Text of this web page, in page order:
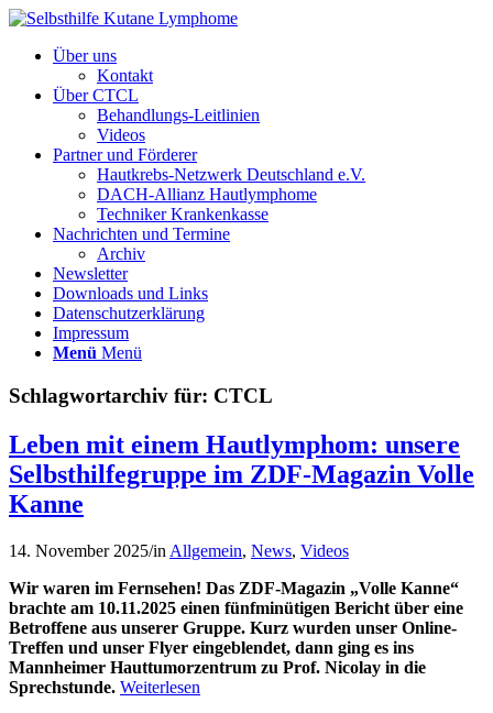
Über uns
Kontakt
Über CTCL
Behandlungs-Leitlinien
Videos
Partner und Förderer
Hautkrebs-Netzwerk Deutschland e.V.
DACH-Allianz Hautlymphome
Techniker Krankenkasse
Nachrichten und Termine
Archiv
Newsletter
Downloads und Links
Datenschutzerklärung
Impressum
Menü Menü
Schlagwortarchiv für: CTCL
Leben mit einem Hautlymphom: unsere
Selbsthilfegruppe im ZDF-Magazin Volle
Kanne
14. November 2025/in Allgemein, News, Videos
Wir waren im Fernsehen! Das ZDF-Magazin „Volle Kanne“
brachte am 10.11.2025 einen fünfminütigen Bericht über eine
Betroffene aus unserer Gruppe. Kurz wurden unser Online-
Treffen und unser Flyer eingeblendet, dann ging es ins
Mannheimer Hauttumorzentrum zu Prof. Nicolay in die
Sprechstunde. Weiterlesen